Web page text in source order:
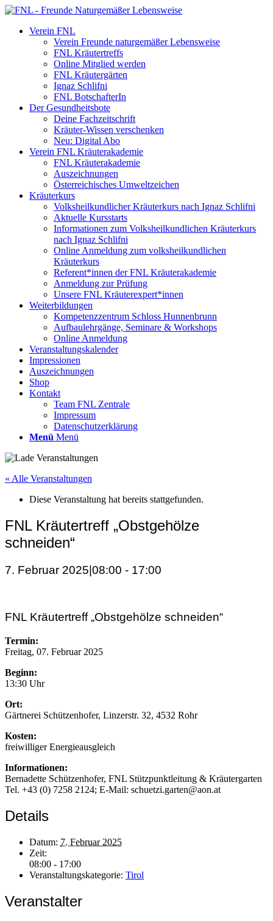
Verein FNL
Verein Freunde naturgemäßer Lebensweise
FNL Kräutertreffs
Online Mitglied werden
FNL Kräutergärten
Ignaz Schlifni
FNL BotschafterIn
Der Gesundheitsbote
Deine Fachzeitschrift
Kräuter-Wissen verschenken
Neu: Digital Abo
Verein FNL Kräuterakademie
FNL Kräuterakademie
Auszeichnungen
Österreichisches Umweltzeichen
Kräuterkurs
Volksheilkundlicher Kräuterkurs nach Ignaz Schlifni
Aktuelle Kursstarts
Informationen zum Volksheilkundlichen Kräuterkurs
nach Ignaz Schlifni
Online Anmeldung zum volksheilkundlichen
Kräuterkurs
Referent*innen der FNL Kräuterakademie
Anmeldung zur Prüfung
Unsere FNL Kräuterexpert*innen
Weiterbildungen
Kompetenzzentrum Schloss Hunnenbrunn
Aufbaulehrgänge, Seminare & Workshops
Online Anmeldung
Veranstaltungskalender
Impressionen
Auszeichnungen
Shop
Kontakt
Team FNL Zentrale
Impressum
Datenschutzerklärung
Menü Menü
« Alle Veranstaltungen
Diese Veranstaltung hat bereits stattgefunden.
FNL Kräutertreff „Obstgehölze
schneiden“
7. Februar 2025|08:00 - 17:00
FNL Kräutertreff „Obstgehölze schneiden“
Termin:
Freitag, 07. Februar 2025
Beginn:
13:30 Uhr
Ort:
Gärtnerei Schützenhofer, Linzerstr. 32, 4532 Rohr
Kosten:
freiwilliger Energieausgleich
Informationen:
Bernadette Schützenhofer, FNL Stützpunktleitung & Kräutergarten
Tel. +43 (0) 7258 2124; E-Mail: schuetzi.garten@aon.at
Details
Datum: 7. Februar 2025
Zeit:
08:00 - 17:00
Veranstaltungskategorie: Tirol
Veranstalter